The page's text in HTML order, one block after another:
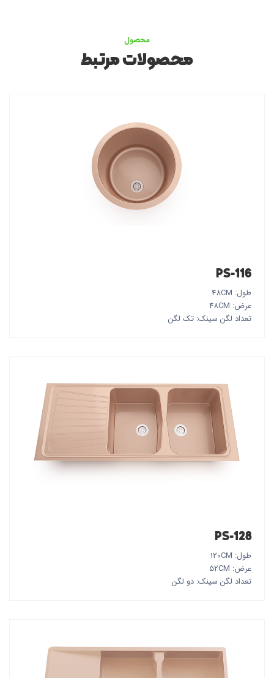
محصول
محصولات مرتبط
PS-116
طول: 48CM
عرض: 48CM
تعداد لگن سینک: تک لگن
PS-128
طول: 120CM
عرض: 52CM
تعداد لگن سینک: دو لگن